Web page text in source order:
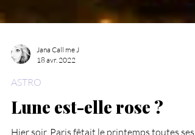
18 avr. 2022
ASTRO
Lune est-elle rose ?